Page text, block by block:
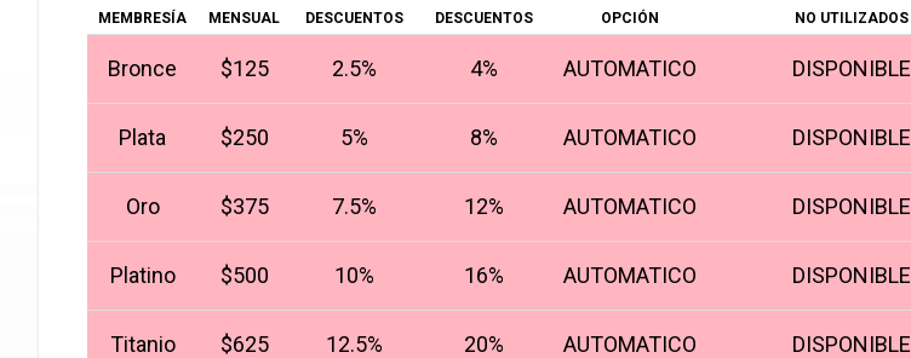
MEMBRESÍA
MENSUAL
DESCUENTOS
DESCUENTOS
OPCIÓN
NO UTILIZADOS
Bronce $125 2.5% 4% AUTOMATICO DISPONIBLE
Plata $250 5% 8% AUTOMATICO DISPONIBLE
Oro $375 7.5% 12% AUTOMATICO DISPONIBLE
Platino $500 10% 16% AUTOMATICO DISPONIBLE
Titanio $625 12.5% 20% AUTOMATICO DISPONIBLE